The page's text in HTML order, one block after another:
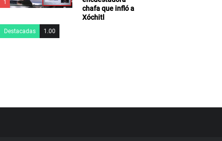
1
chafa que infló a
Xóchitl
Destacadas 1.00